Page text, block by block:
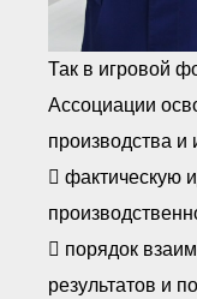
Так в игровой
Ассоциации
производства и
 фактическую
 порядок
результатов и